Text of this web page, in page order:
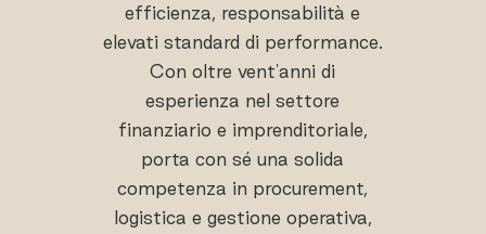
efficienza, responsabilità e
elevati standard di performance.
Con oltre vent'anni di
esperienza nel settore
finanziario e imprenditoriale,
porta con sé una solida
competenza in procurement,
logistica e gestione operativa,